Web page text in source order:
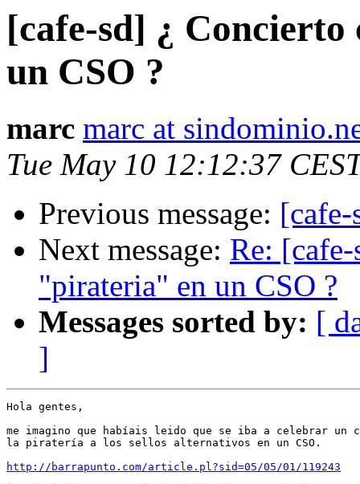
[cafe-sd] ¿
un CSO ?
marc marc at
Tue May 10 12:12:37
Previous message:
Next message: Re:
"pirateria" en un CSO ?
Messages sorted by: [
]
Hola gentes,
me imagino que habíais leido que se iba a celebrar un
la piratería a los sellos alternativos en un CSO.
http://barrapunto.com/article.pl?sid=05/05/01/119243